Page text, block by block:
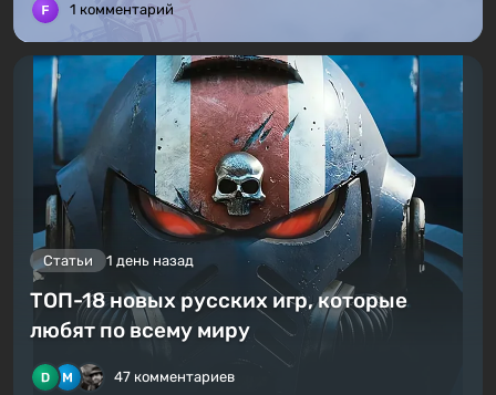
1 комментарий
Статьи 1 день назад
ТОП-18 новых русских игр, которые
любят по всему миру
47 комментариев